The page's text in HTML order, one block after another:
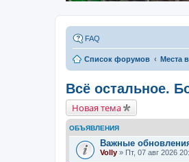
FAQ
Список форумов Места
Всё остальное.
Новая тема
ОБЪЯВЛЕНИЯ
Важные
Volly » Пт, 07 авг 2026